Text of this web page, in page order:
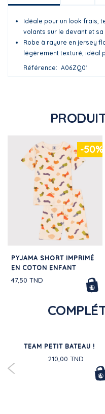
Idéale pour un look frais,
volants sur le devant et sa
Robe à rayure en jersey
légèrement texturé, idéal
Référence
A06ZQ01
-50%
PYJAMA SHORT IMPRIMÉ
EN COTON ENFANT
47,50 TND
TEAM PETIT BATEAU !
210,00 TND